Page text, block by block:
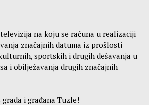
na koju se računa u realizaciji
značajnih datuma iz prošlosti
sportskih i drugih dešavanja u
i obilježavanja drugih značajnih
grada i građana Tuzle!